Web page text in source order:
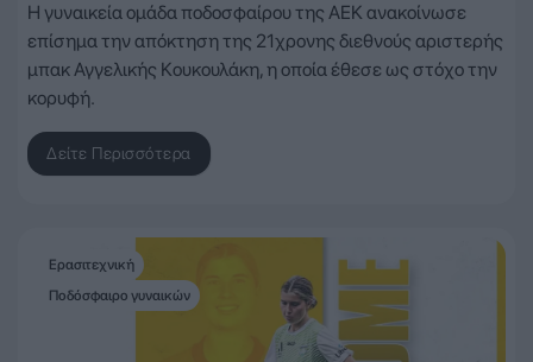
Η γυναικεία ομάδα ποδοσφαίρου της ΑΕΚ ανακοίνωσε
επίσημα την απόκτηση της 21χρονης διεθνούς αριστερής
μπακ Αγγελικής Κουκουλάκη, η οποία έθεσε ως στόχο την
κορυφή.
Δείτε Περισσότερα
Ερασιτεχνική
Ποδόσφαιρο γυναικών